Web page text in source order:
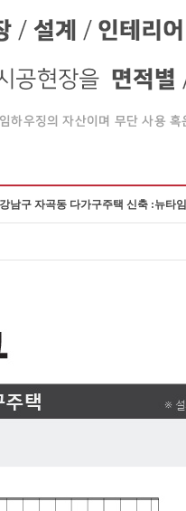
남구 자곡동 다가구주택 신축 :뉴타